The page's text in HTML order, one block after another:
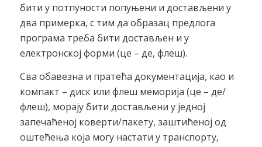
бити у потпуности попуњени и достављени у
два примерка, с тим да образац предлога
програма треба бити достављен и у
електронској форми (це – де, флеш).
Сва обавезна и пратећа документација, као и
компакт – диск или флеш меморија (це – де/
флеш), морају бити достављени у једној
запечаћеној коверти/пакету, заштићеној од
оштећења која могу настати у транспорту,